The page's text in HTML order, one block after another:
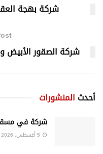
شركة بهجة
شركة الصقور الأبيض
أحدث المنشورات
شركة في